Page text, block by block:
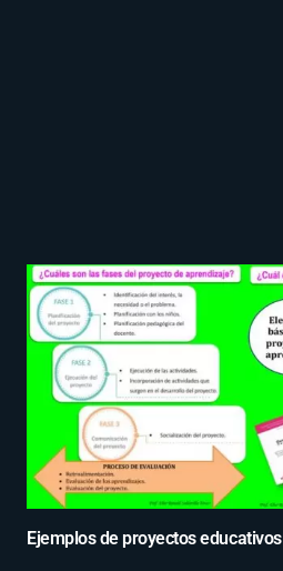
Ejemplos de proyectos educativos